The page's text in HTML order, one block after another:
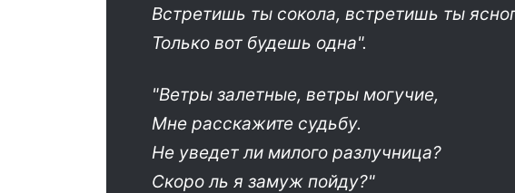
Встретишь ты сокола, встретишь ты
Только вот будешь одна".
"Ветры залетные, ветры могучие,
Мне расскажите судьбу.
Не уведет ли милого разлучница?
Скоро ль я замуж пойду?"